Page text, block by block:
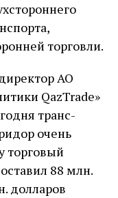
торговли.
АО
QazTrade»
транс-
очень
торговый
88 млн.
долларов